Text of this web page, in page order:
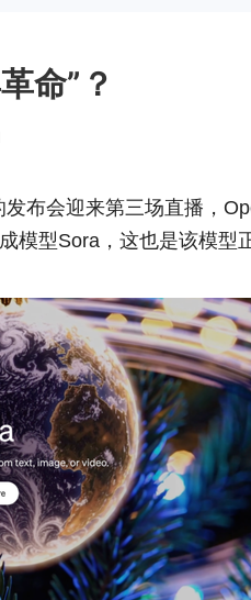
命”？
布会迎来第三场直播，
模型Sora，这也是该模型